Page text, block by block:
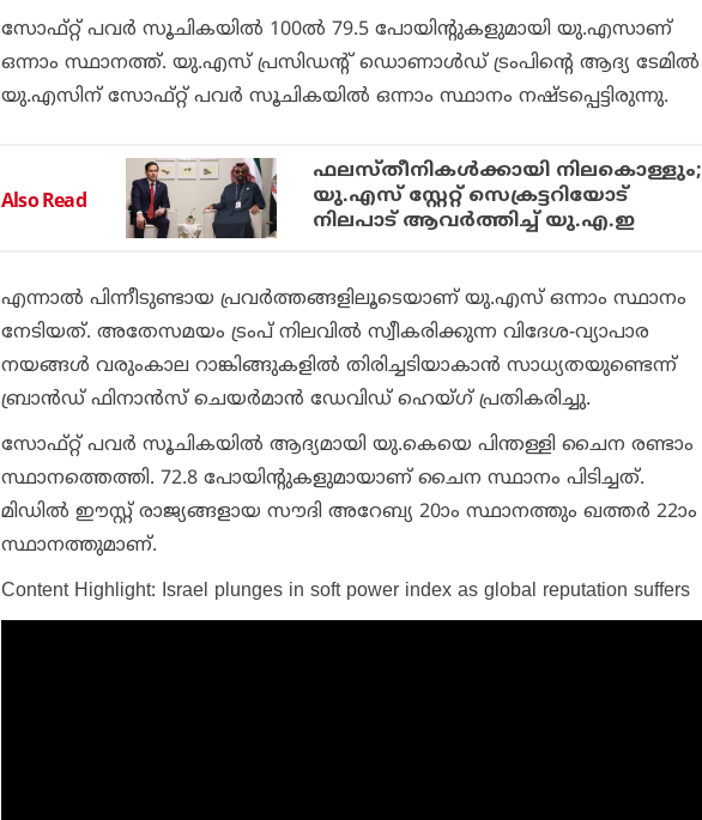
സോഫ്റ്റ് പവര്‍ സൂചികയില്‍ 100ല്‍ 79.5 പോയിന്റുകളുമായി യു.എസാണ്
ഒന്നാം സ്ഥാനത്ത്. യു.എസ് പ്രസിഡന്റ് ഡൊണാള്‍ഡ് ട്രംപിന്റെ ആദ്യ ടേമില്‍
യു.എസിന് സോഫ്റ്റ് പവര്‍ സൂചികയില്‍ ഒന്നാം സ്ഥാനം നഷ്ടപ്പെട്ടിരുന്നു.
Also Read
ഫലസ്തീനികള്‍ക്കായി നിലകൊള്ളും;
യു.എസ് സ്റ്റേറ്റ് സെക്രട്ടറിയോട്
നിലപാട് ആവര്‍ത്തിച്ച് യു.എ.ഇ
എന്നാല്‍ പിന്നീടുണ്ടായ പ്രവര്‍ത്തങ്ങളിലൂടെയാണ് യു.എസ് ഒന്നാം സ്ഥാനം
നേടിയത്. അതേസമയം ട്രംപ് നിലവില്‍ സ്വീകരിക്കുന്ന വിദേശ-വ്യാപാര
നയങ്ങള്‍ വരുംകാല റാങ്കിങ്ങുകളില്‍ തിരിച്ചടിയാകാന്‍ സാധ്യതയുണ്ടെന്ന്
ബ്രാന്‍ഡ് ഫിനാന്‍സ് ചെയര്‍മാന്‍ ഡേവിഡ് ഹെയ്ഗ് പ്രതികരിച്ചു.
സോഫ്റ്റ് പവര്‍ സൂചികയില്‍ ആദ്യമായി യു.കെയെ പിന്തള്ളി ചൈന രണ്ടാം
സ്ഥാനത്തെത്തി. 72.8 പോയിന്റുകളുമായാണ് ചൈന സ്ഥാനം പിടിച്ചത്.
മിഡില്‍ ഈസ്റ്റ് രാജ്യങ്ങളായ സൗദി അറേബ്യ 20ാം സ്ഥാനത്തും ഖത്തര്‍ 22ാം
സ്ഥാനത്തുമാണ്.
Content Highlight: Israel plunges in soft power index as global reputation suffers